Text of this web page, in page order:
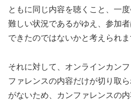
ともに同じ内容を聴くこと、一
難しい状況であるがゆえ、参加
できたのではないかと考えられま
それに対して、オンラインカン
ファレンスの内容だけが切り取
がないため、カンファレンスの